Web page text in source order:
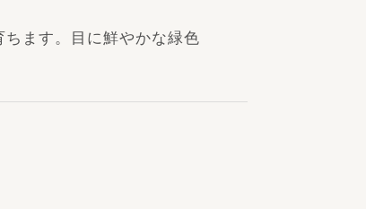
ます。目に鮮やかな緑色